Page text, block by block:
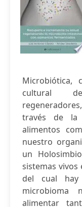
Microbiótica,
cultural
través de la
alimentos
nuestro
un
sistemas
del cual
microbioma
alimentar